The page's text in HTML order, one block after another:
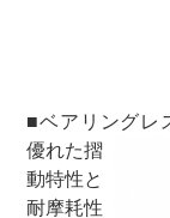
■ベアリングレ
優れた摺
動特性と
耐摩耗性